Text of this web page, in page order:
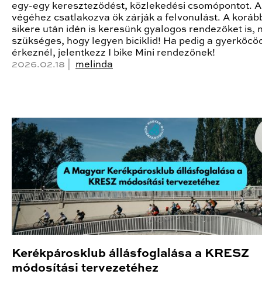
egy-egy kereszteződést, közlekedési csomópontot.
végéhez csatlakozva ők zárják a felvonulást. A
sikere után idén is keresünk gyalogos rendezőket is,
szükséges, hogy legyen biciklid! Ha pedig a
érkeznél, jelentkezz I bike Mini rendezőnek!
2026.02.18 | melinda
Kerékpárosklub állásfoglalása a KRESZ
módosítási tervezetéhez